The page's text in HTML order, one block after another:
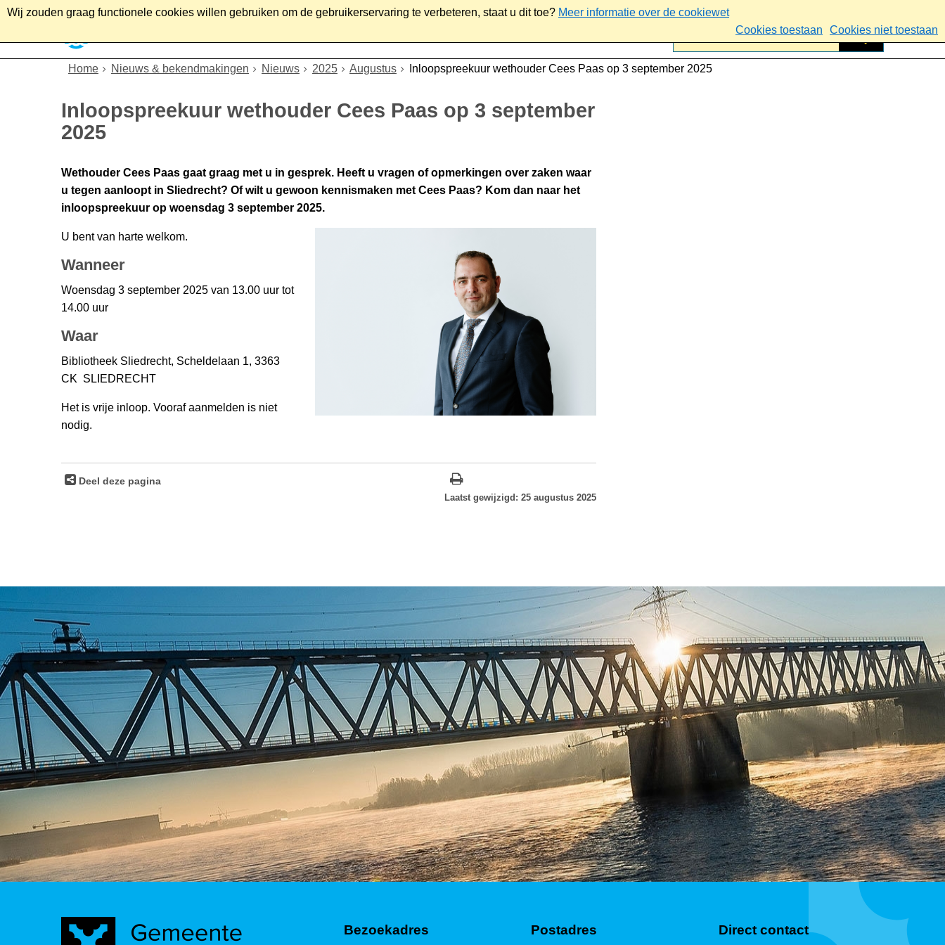
Wij zouden graag functionele cookies willen gebruiken om de gebruikerservaring te verbeteren, staat u dit toe? Meer informatie over de cookiewet
Cookies toestaan
Cookies niet toestaan
Home Nieuws & bekendmakingen Nieuws 2025 Augustus Inloopspreekuur wethouder Cees Paas op 3 september 2025
Inloopspreekuur wethouder Cees Paas op 3 september
2025
Wethouder Cees Paas gaat graag met u in gesprek. Heeft u vragen of opmerkingen over zaken waar
u tegen aanloopt in Sliedrecht? Of wilt u gewoon kennismaken met Cees Paas? Kom dan naar het
inloopspreekuur op woensdag 3 september 2025.
U bent van harte welkom.
Wanneer
Woensdag 3 september 2025 van 13.00 uur tot
14.00 uur
Waar
Bibliotheek Sliedrecht, Scheldelaan 1, 3363
CK SLIEDRECHT
Het is vrije inloop. Vooraf aanmelden is niet
nodig.
Deel deze pagina
Laatst gewijzigd: 25 augustus 2025
Bezoekadres Postadres Direct contact